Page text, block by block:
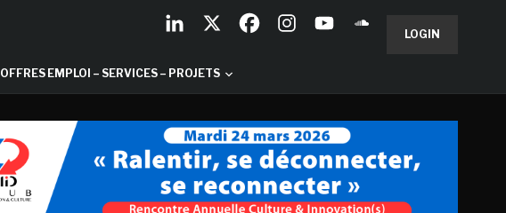
LOGIN
OFFRES EMPLOI – SERVICES – PROJETS